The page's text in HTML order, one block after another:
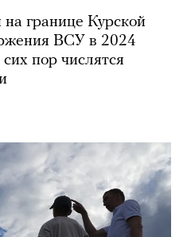
на границе Курской
ВСУ в 2024
пор числятся